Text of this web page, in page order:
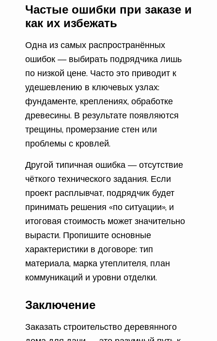
Частые ошибки при заказе и
как их избежать
Одна из самых распространённых
ошибок — выбирать подрядчика лишь
по низкой цене. Часто это приводит к
удешевлению в ключевых узлах:
фундаменте, креплениях, обработке
древесины. В результате появляются
трещины, промерзание стен или
проблемы с кровлей.
Другой типичная ошибка — отсутствие
чёткого технического задания. Если
проект расплывчат, подрядчик будет
принимать решения «по ситуации», и
итоговая стоимость может значительно
вырасти. Пропишите основные
характеристики в договоре: тип
материала, марка утеплителя, план
коммуникаций и уровни отделки.
Заключение
Заказать строительство деревянного